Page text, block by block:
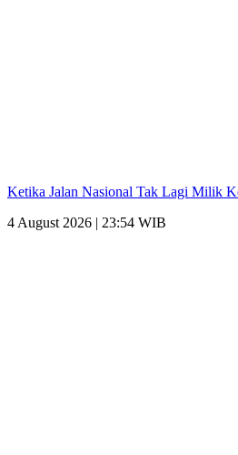
Ketika Jalan Nasional Tak Lagi Milik
4 August 2026 | 23:54 WIB